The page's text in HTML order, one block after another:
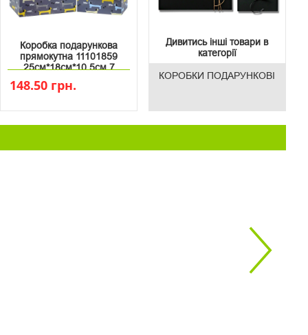
Коробка подарункова
прямокутна 11101859
25см*18см*10.5см 7
148.50 грн.
Дивитись інші товари в
категорії
КОРОБКИ ПОДАРУНКОВІ